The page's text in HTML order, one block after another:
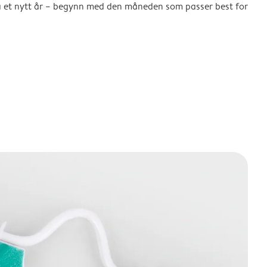
nytt år – begynn med den måneden som passer best for